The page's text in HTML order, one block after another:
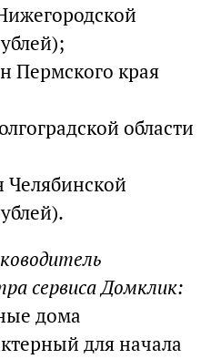
Пермского края
области
Челябинской
сервиса Домклик:
дома
для начала